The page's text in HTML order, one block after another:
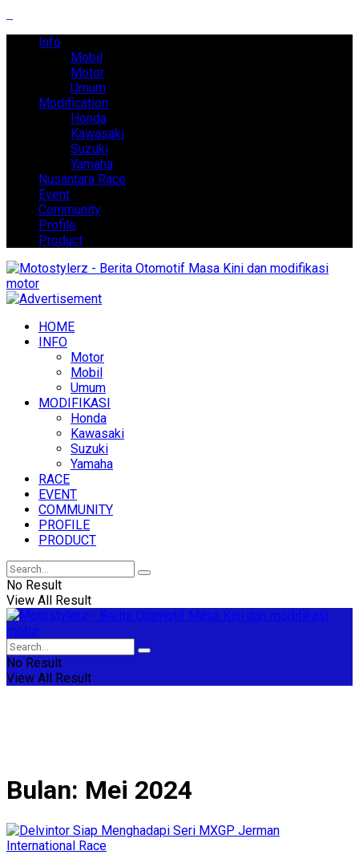
Info
Mobil
Motor
Umum
Modification
Honda
Kawasaki
Suzuki
Yamaha
Nusantara Race
Event
Community
Profile
Product
HOME
INFO
Motor
Mobil
Umum
MODIFIKASI
Honda
Kawasaki
Suzuki
Yamaha
RACE
EVENT
COMMUNITY
PROFILE
PRODUCT
No Result
View All Result
No Result
View All Result
Bulan: Mei 2024
International Race